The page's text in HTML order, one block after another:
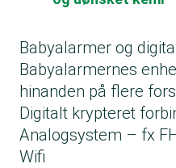
Babyalarmer og
Babyalarmernes
hinanden på flere
Digitalt krypteret
Analogsystem – fx
Wifi